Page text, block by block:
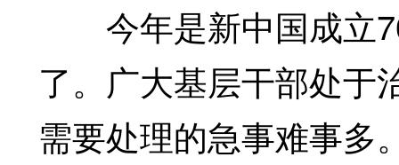
今年是新中国成立
了。广大基层干部处于
需要处理的急事难事多